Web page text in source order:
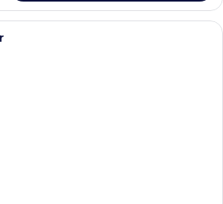
Deluxe-Doppelzimmer |